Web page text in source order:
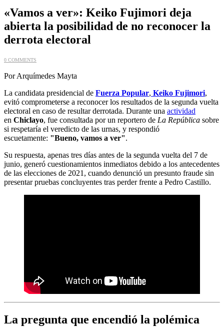
«Vamos a ver»: Keiko Fujimori deja
abierta la posibilidad de no reconocer la
derrota electoral
0 COMMENTS
Por Arquímedes Mayta
La candidata presidencial de Fuerza Popular, Keiko Fujimori,
evitó comprometerse a reconocer los resultados de la segunda vuelta
electoral en caso de resultar derrotada. Durante una actividad
en Chiclayo, fue consultada por un reportero de La República sobre
si respetaría el veredicto de las urnas, y respondió
escuetamente: "Bueno, vamos a ver".
Su respuesta, apenas tres días antes de la segunda vuelta del 7 de
junio, generó cuestionamientos inmediatos debido a los antecedentes
de las elecciones de 2021, cuando denunció un presunto fraude sin
presentar pruebas concluyentes tras perder frente a Pedro Castillo.
La pregunta que encendió la polémica